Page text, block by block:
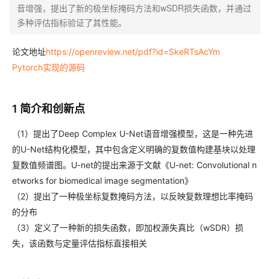
音增强，提出了新的极坐标掩码方法和wSDR损失函数，并通过
多种评估指标验证了其性能。
论文地址https://openreview.net/pdf?id=SkeRTsAcYm
Pytorch实现的源码
1 简介和创新点
（1）提出了Deep Complex U-Net语音增强模型，这是一种先进
的U-Net结构化模型，其中包含定义明确的复数值构建基块以处理
复数值频谱图。U-net的提出来源于文献《U-net: Convolutional n
etworks for biomedical image segmentation》
（2）提出了一种极坐标复数掩码方法，以反映复数理想比率掩码
的分布
（3）定义了一种新的损失函数，即加权源失真比（wSDR）损
失，该函数与定量评估指标直接相关